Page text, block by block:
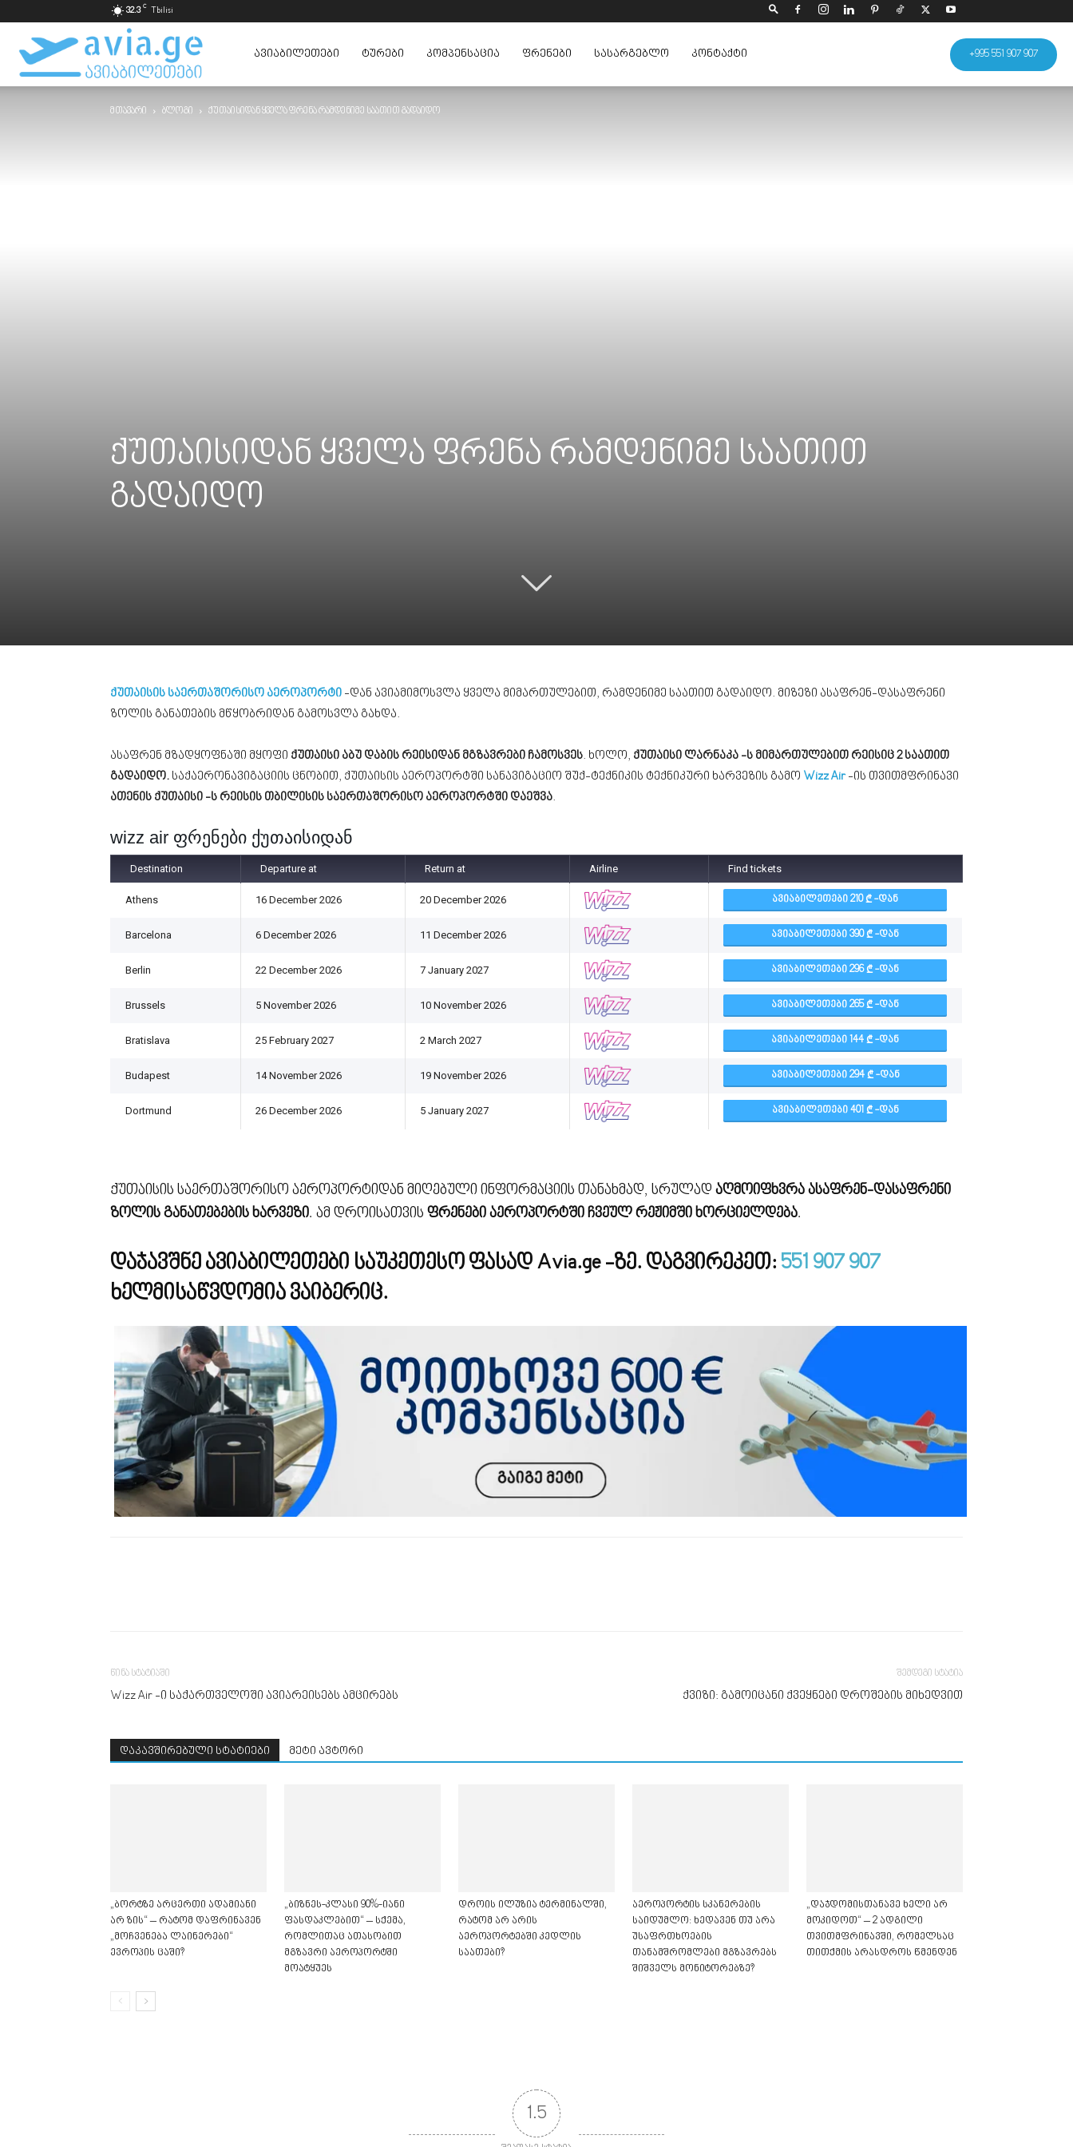
32.3 C Tbilisi
+995 551 907 907
ავიაბილეთები
ყველაზე
ᲐᲕᲘᲐᲑᲘᲚᲔᲗᲔᲑᲘ ᲢᲣᲠᲔᲑᲘ ᲙᲝᲛᲞᲔᲜᲡᲐᲪᲘᲐ ᲤᲠᲔᲜᲔᲑᲘ ᲡᲐᲡᲐᲠᲒᲔᲑᲚᲝ ᲙᲝᲜᲢᲐᲥᲢᲘ
მთავარი ბლოგი ქუთაისიდან ყველა ფრენა რამდენიმე საათით გადაიდო
ქუთაისიდან ყველა ფრენა რამდენიმე საათით
გადაიდო
ქუთაისის საერთაშორისო აეროპორტი -დან ავიამიმოსვლა ყველა მიმართულებით, რამდენიმე საათით გადაიდო. მიზეზი ასაფრენ-დასაფრენი
ზოლის განათების მწყობრიდან გამოსვლა გახდა.
ასაფრენ მზადყოფნაში მყოფი ქუთაისი აბუ დაბის რეისიდან მგზავრები ჩამოსვეს. ხოლო, ქუთაისი ლარნაკა -ს მიმართულებით რეისიც 2 საათით
გადაიდო. საქაერონავიგაციის ცნობით, ქუთაისის აეროპორტში სანავიგაციო შუქ-ტექნიკის ტექნიკური ხარვეზის გამო Wizz Air-ის თვითმფრინავი
ათენის ქუთაისი -ს რეისის თბილისის საერთაშორისო აეროპორტში დაეშვა.
wizz air ფრენები ქუთაისიდან
Destination Departure at Return at Airline Find tickets
Athens 16 December 2026 20 December 2026 ᲐᲕᲘᲐᲑᲘᲚᲔᲗᲔᲑᲘ 210 -ᲓᲐᲜ
Barcelona 6 December 2026 11 December 2026 ᲐᲕᲘᲐᲑᲘᲚᲔᲗᲔᲑᲘ 390 -ᲓᲐᲜ
Berlin 22 December 2026 7 January 2027 ᲐᲕᲘᲐᲑᲘᲚᲔᲗᲔᲑᲘ 296 -ᲓᲐᲜ
Brussels 5 November 2026 10 November 2026 ᲐᲕᲘᲐᲑᲘᲚᲔᲗᲔᲑᲘ 265 -ᲓᲐᲜ
Bratislava 25 February 2027 2 March 2027 ᲐᲕᲘᲐᲑᲘᲚᲔᲗᲔᲑᲘ 144 -ᲓᲐᲜ
Budapest 14 November 2026 19 November 2026 ᲐᲕᲘᲐᲑᲘᲚᲔᲗᲔᲑᲘ 294 -ᲓᲐᲜ
Dortmund 26 December 2026 5 January 2027 ᲐᲕᲘᲐᲑᲘᲚᲔᲗᲔᲑᲘ 401 -ᲓᲐᲜ
ქუთაისის საერთაშორისო აეროპორტიდან მიღებული ინფორმაციის თანახმად, სრულად აღმოიფხვრა ასაფრენ-დასაფრენი
ზოლის განათებების ხარვეზი. ამ დროისათვის ფრენები აეროპორტში ჩვეულ რეჟიმში ხორციელდება.
დაჯავშნე ავიაბილეთები საუკეთესო ფასად Avia.ge -ზე. დაგვირეკეთ: 551 907 907
ხელმისაწვდომია ვაიბერიც.
წინა სტატიაში
Wizz Air -ი საქართველოში ავიარეისებს ამცირებს
შემდეგი სტატია
ქვიზი: გამოიცანი ქვეყნები დროშების მიხედვით
დაკავშირებული სტატიები მეტი ავტორი
„ბორტზე არცერთი ადამიანი
არ ზის“ – რატომ დაფრინავენ
„მოჩვენება ლაინერები“
ევროპის ცაში?
„ბიზნეს-კლასი 90%-იანი
ფასდაკლებით“ – სქემა,
რომლითაც ათასობით
მგზავრი აეროპორტში
მოატყუეს
დროის ილუზია ტერმინალში,
რატომ არ არის
აეროპორტებში კედლის
საათები?
აეროპორტის სკანერების
საიდუმლო: ხედავენ თუ არა
უსაფრთხოების
თანამშრომლები მგზავრებს
შიშველს მონიტორებზე?
„დაჯდომისთანავე ხელი არ
მოკიდოთ“ – 2 ადგილი
თვითმფრინავში, რომელსაც
თითქმის არასდროს წმენდენ
1.5